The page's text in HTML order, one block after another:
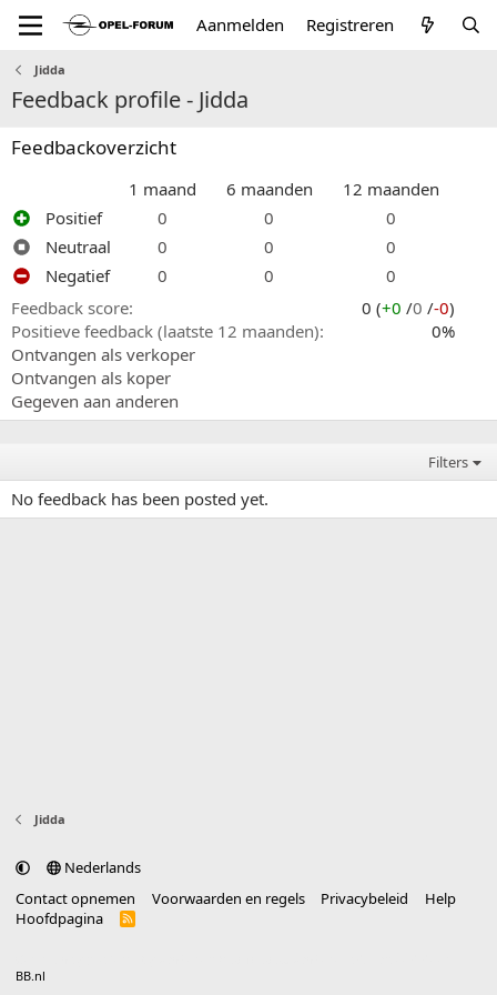
Aanmelden Registreren
Jidda
Feedback profile - Jidda
Feedbackoverzicht
1 maand 6 maanden
12 maanden
Positief
0 0
0
Neutraal
0 0
0
Negatief
0 0
0
Feedback score
0 (+0 /0 /-0)
Positieve feedback (laatste 12 maanden)
0%
Ontvangen als verkoper
Ontvangen als koper
Gegeven aan anderen
Filters
No feedback has been posted yet.
Jidda
Nederlands
Contact opnemen
Voorwaarden en regels Privacybeleid
Help
Hoofdpagina
R
BB.nl